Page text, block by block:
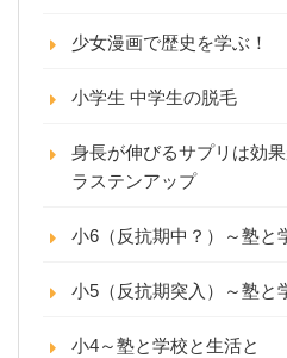
少女漫画で歴史を学ぶ！
小学生 中学生の脱毛
身長が伸びるサプリは効
ラステンアップ
小6（反抗期中？）～塾と
小5（反抗期突入）～塾と
小4～塾と学校と生活と